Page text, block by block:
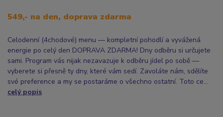
549,- na den, doprava zdarma
Celodenní (4chodové) menu — kompletní pohodlí a vyvážená
energie po celý den DOPRAVA ZDARMA! Dny odběru si určujete
sami. Program vás nijak nezavazuje k odběru jídel po sobě —
vyberete si přesně ty dny, které vám sedí. Zavoláte nám, sdělíte
své preference a my se postaráme o všechno ostatní. Toto ce...
celý popis